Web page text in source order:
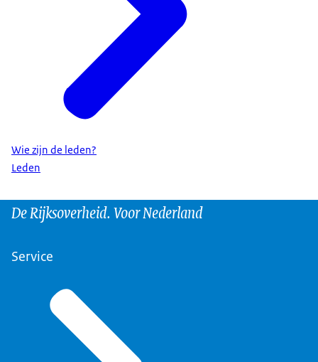
Wie zijn de leden?
Leden
De Rijksoverheid. Voor Nederland
Service